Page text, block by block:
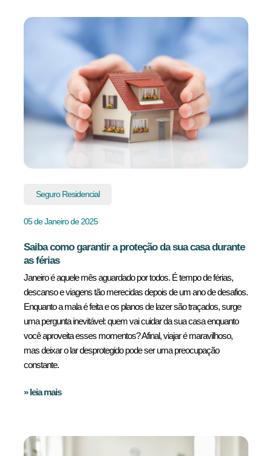
Seguro Residencial
05 de Janeiro de 2025
Saiba como garantir a proteção da sua casa durante
as férias
Janeiro é aquele mês aguardado por todos. É tempo de férias,
descanso e viagens tão merecidas depois de um ano de desafios.
Enquanto a mala é feita e os planos de lazer são traçados, surge
uma pergunta inevitável: quem vai cuidar da sua casa enquanto
você aproveita esses momentos? Afinal, viajar é maravilhoso,
mas deixar o lar desprotegido pode ser uma preocupação
constante.
» leia mais